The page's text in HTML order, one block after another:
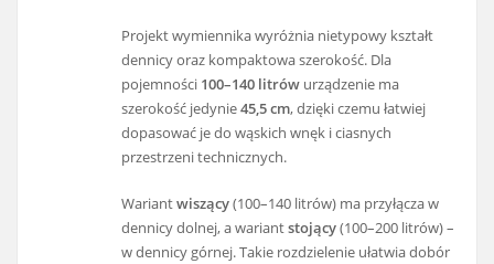
Projekt wymiennika wyróżnia nietypowy kształt
dennicy oraz kompaktowa szerokość. Dla
pojemności 100–140 litrów urządzenie ma
szerokość jedynie45,5 cm, dzięki czemu łatwiej
dopasować je do wąskich wnęk i ciasnych
przestrzeni technicznych.
Wariantwiszący(100–140 litrów) ma przyłącza w
dennicy dolnej, a wariantstojący(100–200 litrów) –
w dennicy górnej. Takie rozdzielenie ułatwia dobór